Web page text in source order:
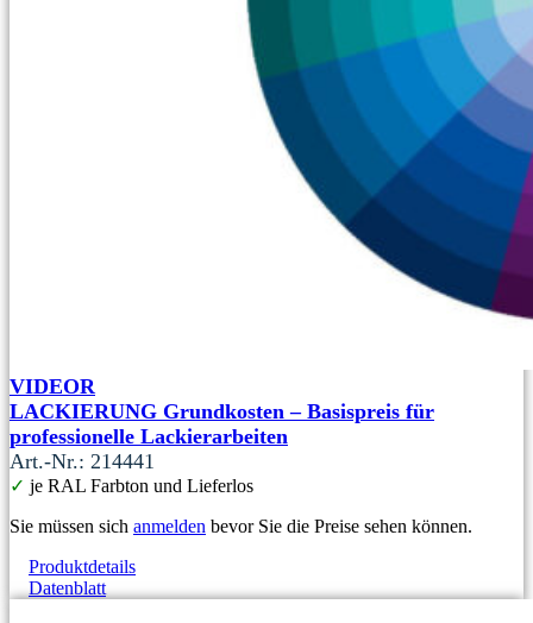
VIDEOR
LACKIERUNG Grundkosten – Basispreis für
professionelle Lackierarbeiten
Art.-Nr.: 214441
✓ je RAL Farbton und Lieferlos
Sie müssen sich anmelden bevor Sie die Preise sehen können.
Produktdetails
Datenblatt